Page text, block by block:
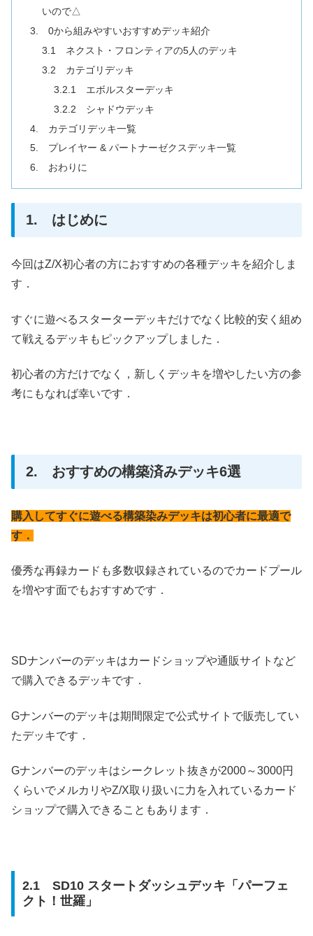
いので△
3. 0から組みやすいおすすめデッキ紹介
3.1 ネクスト・フロンティアの5人のデッキ
3.2 カテゴリデッキ
3.2.1 エボルスターデッキ
3.2.2 シャドウデッキ
4. カテゴリデッキ一覧
5. プレイヤー & パートナーゼクスデッキ一覧
6. おわりに
1. はじめに
今回はZ/X初心者の方におすすめの各種デッキを紹介しま
す．
すぐに遊べるスターターデッキだけでなく比較的安く組め
て戦えるデッキもピックアップしました．
初心者の方だけでなく，新しくデッキを増やしたい方の参
考にもなれば幸いです．
2. おすすめの構築済みデッキ6選
購入してすぐに遊べる構築染みデッキは初心者に最適で
す．
優秀な再録カードも多数収録されているのでカードプール
を増やす面でもおすすめです．
SDナンバーのデッキはカードショップや通販サイトなど
で購入できるデッキです．
Gナンバーのデッキは期間限定で公式サイトで販売してい
たデッキです．
Gナンバーのデッキはシークレット抜きが2000～3000円
くらいでメルカリやZ/X取り扱いに力を入れているカード
ショップで購入できることもあります．
2.1 SD10 スタートダッシュデッキ「パーフェ
クト！世羅」